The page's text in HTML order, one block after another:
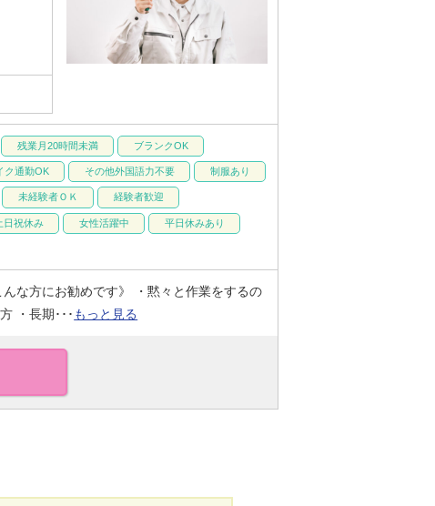
残業月20時間未満 ブランクOK
ク通勤OK その他外国語力不要 制服あり
未経験者ＯＫ 経験者歓迎
日祝休み 女性活躍中 平日休みあり
な方にお勧めです》 ・黙々と作業をするの
・長期･･･ もっと見る